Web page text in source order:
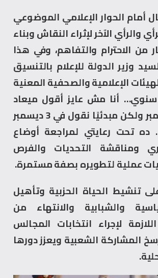
أمام الحوار الإعلامي الموضوعي
والرأي الآخر لإثراء النقاش وبناء
من الاحترام والتفاهم، وفي هذا
وزير الدولة للإعلام بالتنسيق
الإعلامية والصحفية المعنية
أنا مش عايز أقول ميعاد
محدد في ديسمبر ولكن مبدئيًا نقول في 3 ديسمبر
تحت رعايتي لمراجعة أوضاع
ومناقشة التحديات والفرص
عملية لتطويره بصفة مستمرة.
تنشيط الحياة الحزبية وتأهيل
والشبابية والانتهاء من
لإجراء انتخابات المجالس
المشاركة الشعبية ويعزز دورها